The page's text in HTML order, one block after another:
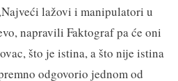
lažovi i manipulatori u
napravili Faktograf pa će oni
što je istina, a što nije istina
odgovorio jednom od